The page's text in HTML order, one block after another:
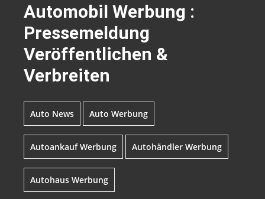
Automobil Werbung :
Pressemeldung
Veröffentlichen &
Verbreiten
Auto News Auto Werbung
Autoankauf Werbung Autohändler Werbung
Autohaus Werbung